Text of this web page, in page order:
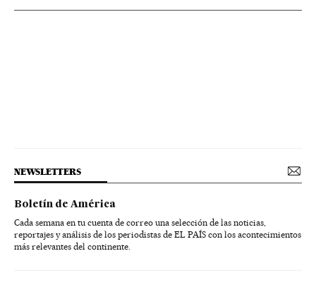
NEWSLETTERS
Boletín de América
Cada semana en tu cuenta de correo una selección de las noticias,
reportajes y análisis de los periodistas de EL PAÍS con los acontecimientos
más relevantes del continente.